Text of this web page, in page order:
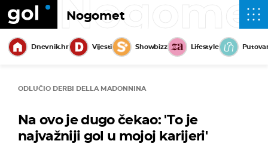
Nogomet
Dnevnik.hr Vijesti Showbizz Lifestyle
ODLUČIO DERBI DELLA MADONNINA
Na ovo je dugo čekao: 'To je
najvažniji gol u mojoj karijeri'